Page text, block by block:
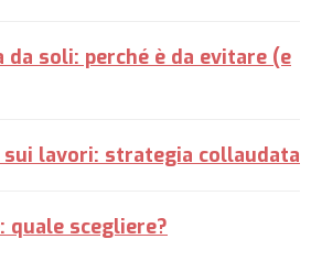
soli: perché è da evitare (e
sui lavori: strategia collaudata
quale scegliere?